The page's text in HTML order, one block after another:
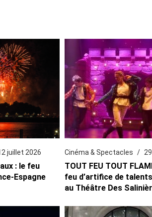
juillet 2026
: le feu
Espagne
Cinéma & Spectacles
TOUT FEU TOUT
feu d’artifice de
au Théâtre Des